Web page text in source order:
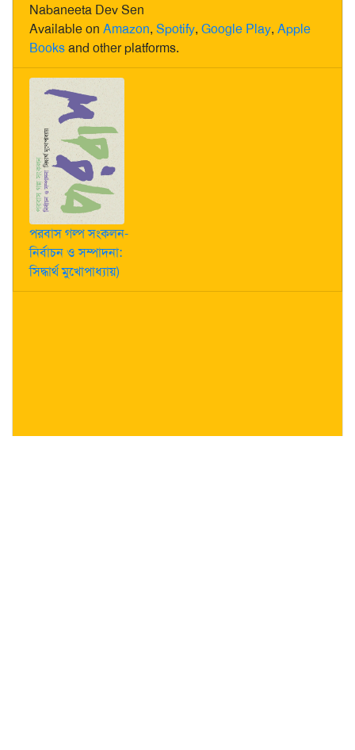
Nabaneeta Dev Sen
Available on Amazon, Spotify, Google Play, Apple
Booksand other platforms.
পরবাস গল্প সংকলন-
নির্বাচন ও সম্পাদনা:
সিদ্ধার্থ মুখোপাধ্যায়)